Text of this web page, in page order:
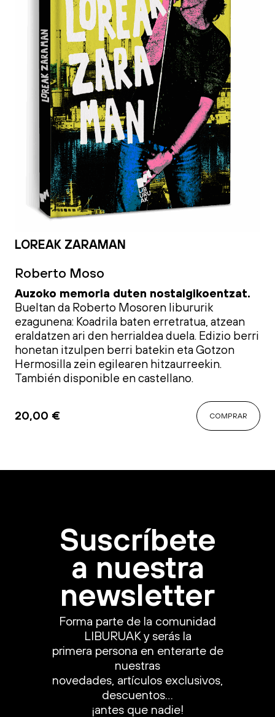
LOREAK ZARAMAN
Roberto Moso
Auzoko memoria duten nostalgikoentzat.
Bueltanda Roberto Mosoren libururik
ezagunena: Koadrila baten erretratua, atzean
eraldatzen ari den herrialdea duela. Edizio berri
honetan itzulpen berri batekin eta Gotzon
Hermosilla zein egilearen hitzaurreekin.
También disponible en castellano.
20,00 € COMPRAR
Suscríbete
a nuestra
newsletter
Forma parte de la comunidad
LIBURUAK y serás la
primera persona en enterarte de
nuestras
novedades, artículos exclusivos,
descuentos…
¡antes que nadie!